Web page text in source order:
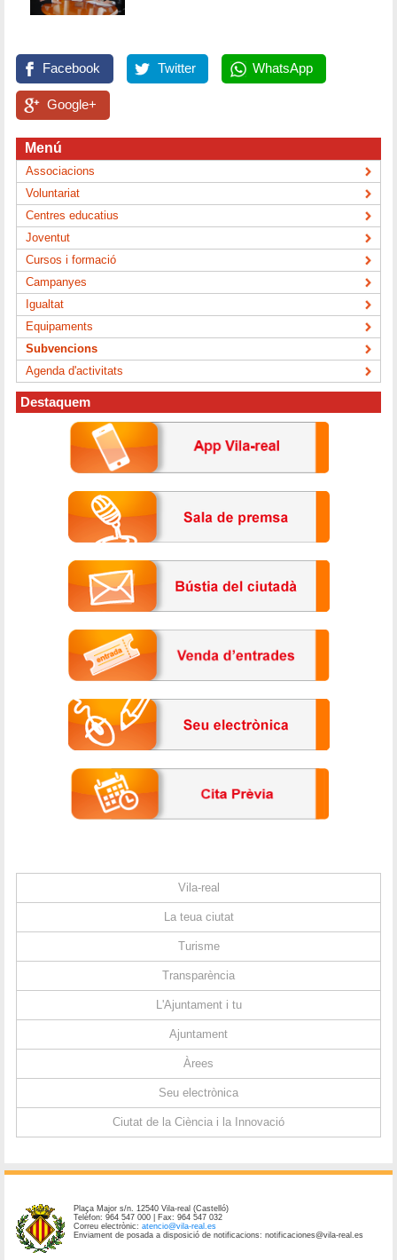
Facebook Twitter WhatsApp
Google+
Menú
Associacions
Voluntariat
Centres educatius
Joventut
Cursos i formació
Campanyes
Igualtat
Equipaments
Subvencions
Agenda d'activitats
Destaquem
Vila-real
La teua ciutat
Turisme
Transparència
L'Ajuntament i tu
Ajuntament
Àrees
Seu electrònica
Ciutat de la Ciència i la Innovació
Plaça Major s/n. 12540 Vila-real (Castelló)
Telèfon: 964 547 000 | Fax: 964 547 032
Correu electrònic:atencio@vila-real.es
Enviament de posada a disposició de notificacions: notificaciones@vila-real.es